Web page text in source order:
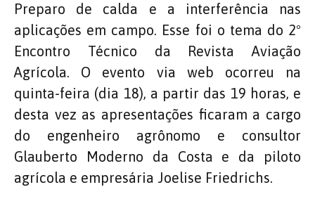
Preparo de calda e a interferência nas
aplicações em campo. Esse foi o tema do 2º
Encontro Técnico da Revista Aviação
Agrícola. O evento via web ocorreu na
quinta-feira (dia 18), a partir das 19 horas, e
desta vez as apresentações ficaram a cargo
do engenheiro agrônomo e consultor
Glauberto Moderno da Costa e da piloto
agrícola e empresária Joelise Friedrichs.